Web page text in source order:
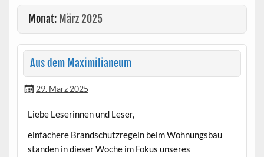
Monat: März 2025
Aus dem Maximilianeum
29. März 2025
‌Liebe Leserin­nen und Leser,
ein­fachere Brand­schutzregeln beim Woh­nungs­bau
standen in dieser Woche im Fokus unseres